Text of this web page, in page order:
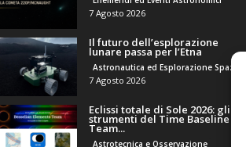
7 Agosto 2026
Il futuro dell’esplorazione
lunare passa per l’Etna
7 Agosto 2026
Eclissi totale di Sole 2026: gli
strumenti del Time Baseline
Team...
Astrotecnica e Osservazione